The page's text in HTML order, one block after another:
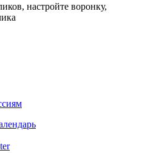
настройте воронку,